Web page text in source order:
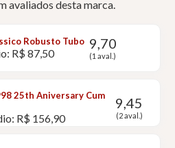
avaliados desta marca.
Robusto Tubo
R$ 87,50
9,70
(1 aval.)
25th Aniversary Cum
R$ 156,90
9,45
(2 aval.)